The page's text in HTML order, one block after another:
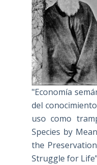
"Economía
del
uso como
Species by
the
Struggle for